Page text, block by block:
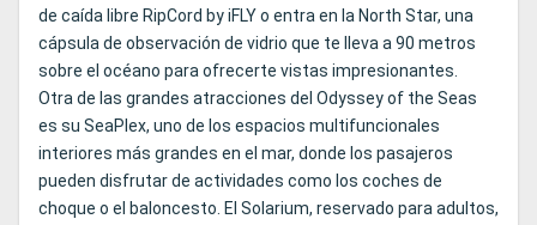
de caída libre RipCord by iFLY o entra en la North Star, una
cápsula de observación de vidrio que te lleva a 90 metros
sobre el océano para ofrecerte vistas impresionantes.
Otra de las grandes atracciones del Odyssey of the Seas
es su SeaPlex, uno de los espacios multifuncionales
interiores más grandes en el mar, donde los pasajeros
pueden disfrutar de actividades como los coches de
choque o el baloncesto. El Solarium, reservado para adultos,